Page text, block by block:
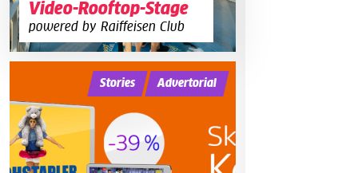
Video-Rooftop-Stage
powered by Raiffeisen Club
Stories Advertorial